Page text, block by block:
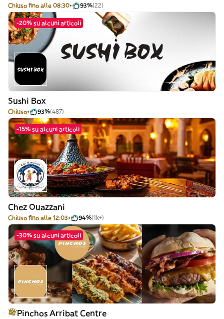
Chiuso fino alle 08:30 93%(22)
-20% su alcuni articoli
Sushi Box
Chiuso 93%(487)
-15% su alcuni articoli
Chez Ouazzani
Chiuso fino alle 12:03 94%(1k+)
-30% su alcuni articoli
Pinchos Arribat Centre